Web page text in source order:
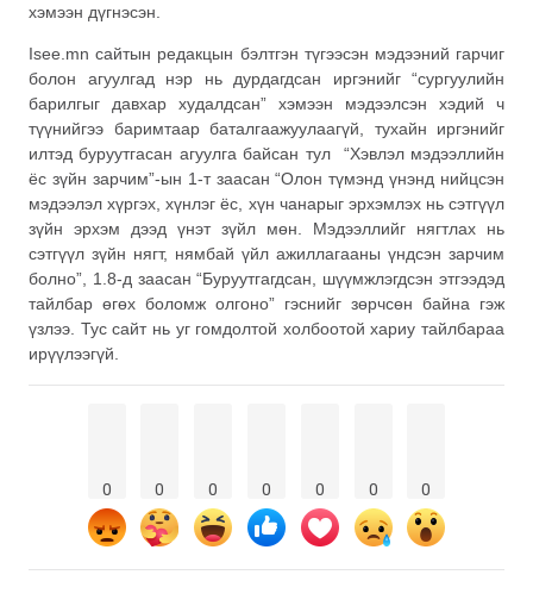
хэмээн дүгнэсэн.
Isee.mn сайтын редакцын бэлтгэн түгээсэн мэдээний гарчиг
болон агуулгад нэр нь дурдагдсан иргэнийг “сургуулийн
барилгыг давхар худалдсан” хэмээн мэдээлсэн хэдий ч
түүнийгээ баримтаар баталгаажуулаагүй, тухайн иргэнийг
илтэд буруутгасан агуулга байсан тул “Хэвлэл мэдээллийн
ёс зүйн зарчим”-ын 1-т заасан “Олон түмэнд үнэнд нийцсэн
мэдээлэл хүргэх, хүнлэг ёс, хүн чанарыг эрхэмлэх нь сэтгүүл
зүйн эрхэм дээд үнэт зүйл мөн. Мэдээллийг нягтлах нь
сэтгүүл зүйн нягт, нямбай үйл ажиллагааны үндсэн зарчим
болно”, 1.8-д заасан “Буруутгагдсан, шүүмжлэгдсэн этгээдэд
тайлбар өгөх боломж олгоно” гэснийг зөрчсөн байна гэж
үзлээ. Тус сайт нь уг гомдолтой холбоотой хариу тайлбараа
ирүүлээгүй.
0 0 0 0 0 0 0